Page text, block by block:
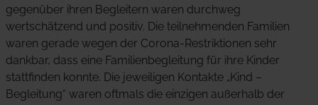
gegenüber ihren Begleitern waren durchweg
wertschätzend und positiv. Die teilnehmenden Familien
waren gerade wegen der Corona-Restriktionen sehr
dankbar, dass eine Familienbegleitung für ihre Kinder
stattfinden konnte. Die jeweiligen Kontakte „Kind –
Begleitung“ waren oftmals die einzigen außerhalb der